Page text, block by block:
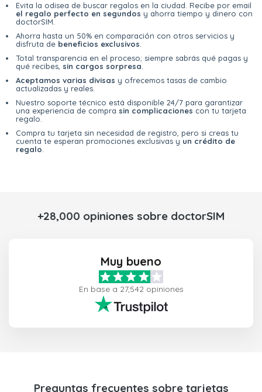
Evita la odisea de buscar regalos en la ciudad. Recibe por email
el regalo perfecto en segundos y ahorra tiempo y dinero con
doctorSIM.
Ahorra hasta un 50% en comparación con otros servicios y
disfruta de beneficios exclusivos
Total transparencia en el proceso; siempre sabrás qué pagas y
qué recibes, sin cargos sorpresa
Aceptamos varias divisas y ofrecemos tasas de cambio
actualizadas y reales.
Nuestro soporte técnico está disponible 24/7 para garantizar
una experiencia de compra sin complicaciones con tu tarjeta
regalo.
Compra tu tarjeta sin necesidad de registro, pero si creas tu
cuenta te esperan promociones exclusivas y un crédito de
regalo
+28,000 opiniones sobre doctorSIM
Muy bueno
En base a 27,542 opiniones
Preguntas frecuentes sobre tarjetas